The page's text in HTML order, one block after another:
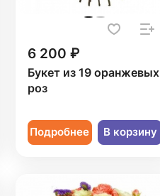
6 200 ₽
Букет из 19 оранжевых
роз
Подробнее В корзину